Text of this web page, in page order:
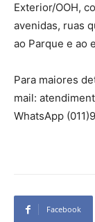
Exterior/OOH,
avenidas, ruas
ao Parque e ao
Para maiores
mail:
WhatsApp
Facebook